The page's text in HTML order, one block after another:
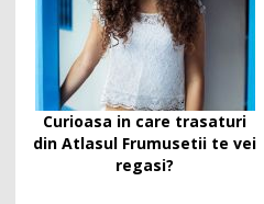
Curioasa in care trasaturi
din Atlasul Frumusetii te vei
regasi?